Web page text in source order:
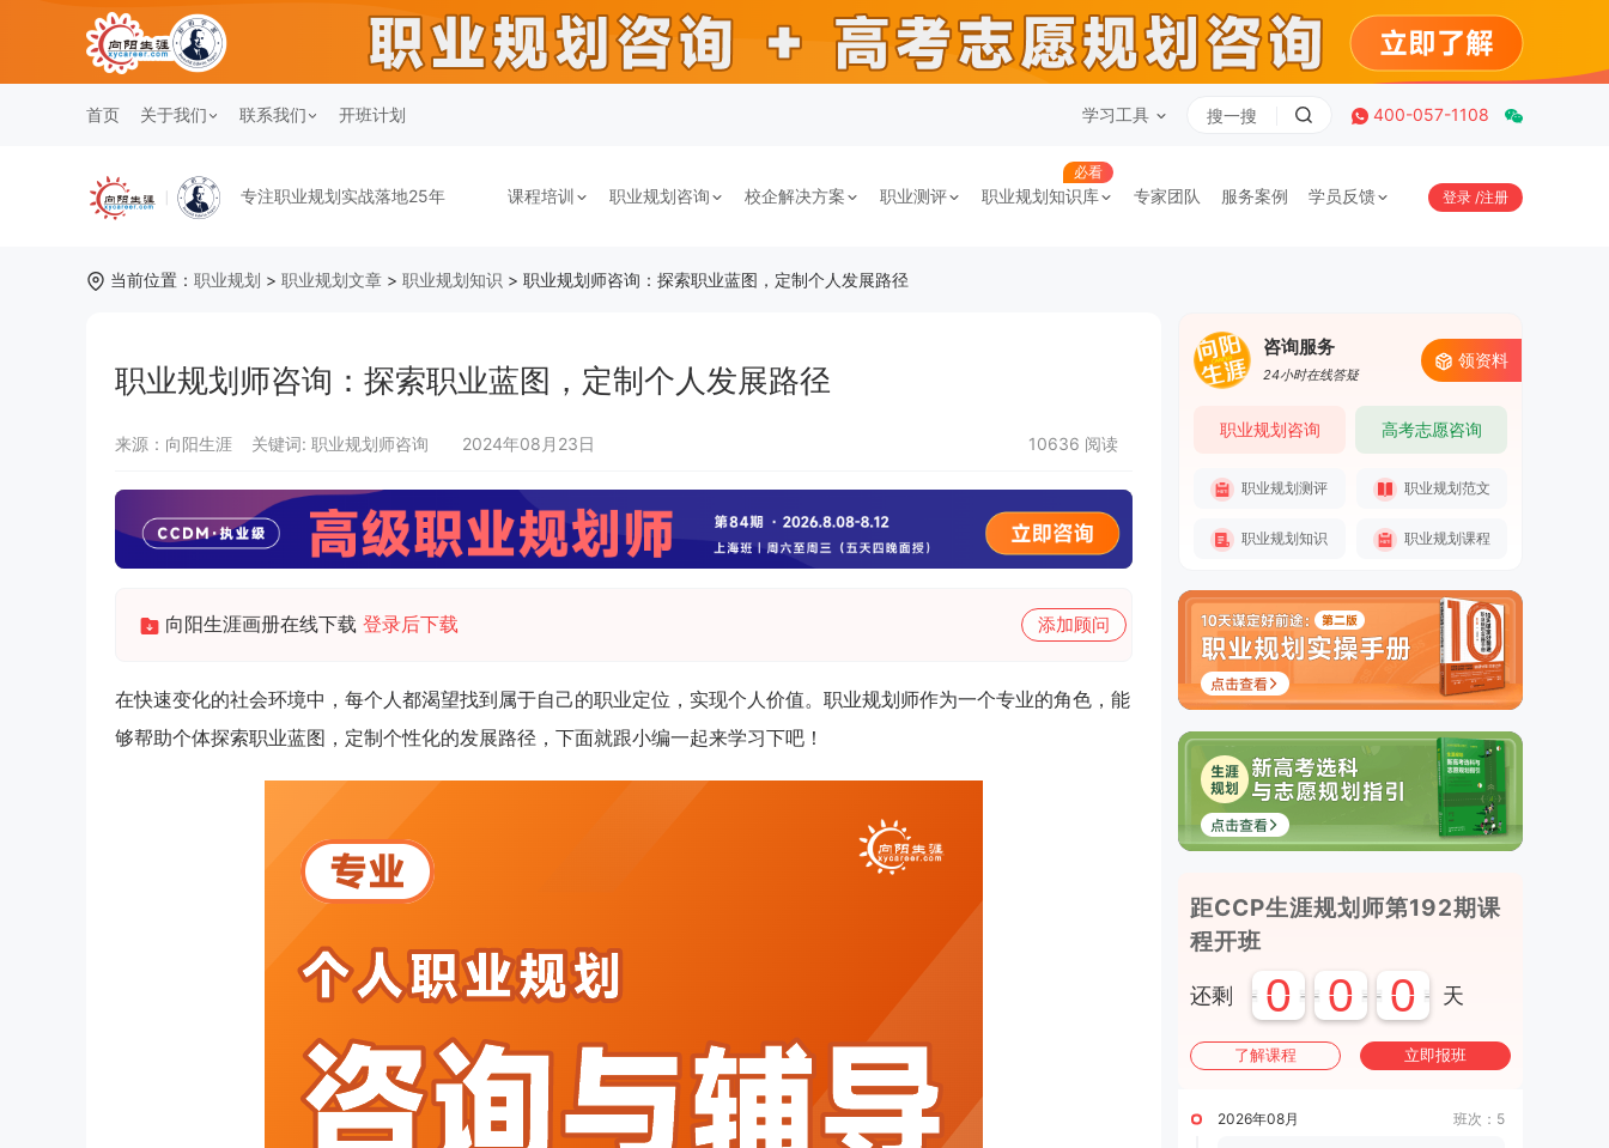
首页 关于我们 联系我们 开班计划 学习工具 400-057-1108
专注职业规划实战落地25年 课程培训 职业规划咨询 校企解决方案 职业测评
必看
职业规划知识库 专家团队 服务案例 学员反馈 登录 /注册
当前位置： 职业规划 > 职业规划文章 > 职业规划知识 > 职业规划师咨询：探索职业蓝图，定制个人发展路径
职业规划师咨询：探索职业蓝图，定制个人发展路径
10636 阅读
来源：向阳生涯 关键词: 职业规划师咨询 2024年08月23日
向阳生涯画册在线下载 登录后下载 添加顾问
在快速变化的社会环境中，每个人都渴望找到属于自己的职业定位，实现个人价值。职业规划师作为一个专业的角色，能
够帮助个体探索职业蓝图，定制个性化的发展路径，下面就跟小编一起来学习下吧！
咨询服务
24小时在线答疑
领资料
职业规划咨询 高考志愿咨询
职业规划测评 职业规划范文
职业规划知识 职业规划课程
距CCP生涯规划师第192期课
程开班
还剩 0 0 0 天
了解课程 立即报班
班次：5
2026年08月